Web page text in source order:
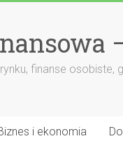
finanse osobiste,
i ekonomia